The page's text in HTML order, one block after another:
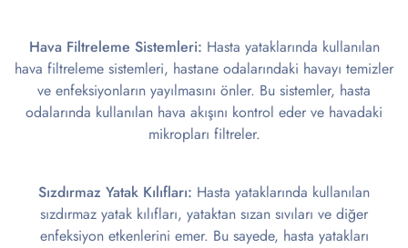
Hava Filtreleme Sistemleri: Hasta yataklarında kullanılan
hava filtreleme sistemleri, hastane odalarındaki havayı temizler
ve enfeksiyonların yayılmasını önler. Bu sistemler, hasta
odalarında kullanılan hava akışını kontrol eder ve havadaki
mikropları filtreler.
Sızdırmaz Yatak Kılıfları: Hasta yataklarında kullanılan
sızdırmaz yatak kılıfları, yataktan sızan sıvıları ve diğer
enfeksiyon etkenlerini emer. Bu sayede, hasta yatakları